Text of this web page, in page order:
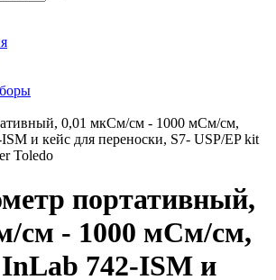
0,01 мкСм/см - 1000 мСм/см,
и кейс для переноски, S7- USP/EP kit
Toledo
портативный,
см - 1000 мСм/см,
InLab 742-ISM и